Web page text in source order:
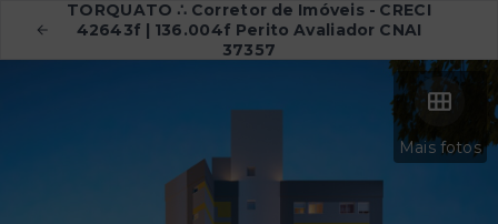
TORQUATO ∴ Corretor de Imóveis - CRECI
42643f | 136.004f Perito Avaliador CNAI
37357
Mais fotos